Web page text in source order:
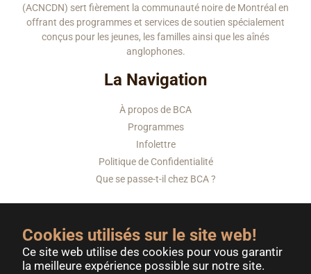
Cookies utilisés sur le site web!
Ce site web utilise des cookies pour vous garantir
la meilleure expérience possible sur notre site.
(ACNCDN) sert fièrement la communauté noire de Montréal en
offrant des programmes et services de soutien spécialement
conçus pour les jeunes, les familles ainsi que les aînés
anglophones.
La Navigation
À propos de BCA
Programmes
Infolettre
Politique de Confidentialité
Que se passe-t-il chez BCA ?